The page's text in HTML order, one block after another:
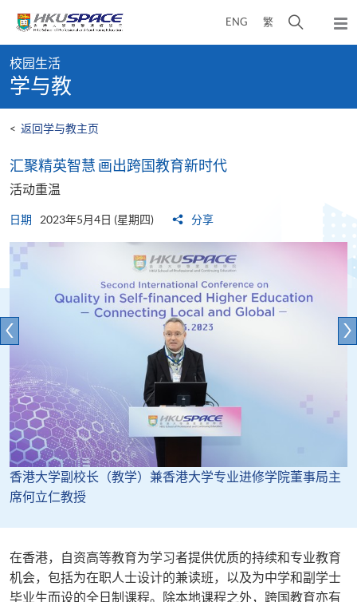
content
ENG 繁
开
弹
出
content
start
校园生活
学与教
< 返回学与教主页
汇聚精英智慧 画出跨国教育新时代
活动重温
日期 2023年5月4日 (星期四) 分享
香港大学副校长（教学）兼香港大学专业进修学院董事局主
席何立仁教授
在香港，自资高等教育为学习者提供优质的持续和专业教育
机会，包括为在职人士设计的兼读班，以及为中学和副学士
毕业生而设的全日制课程。除本地课程之外，跨国教育亦有